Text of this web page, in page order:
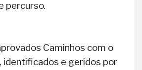
percurso.
Caminhos com o
identificados e geridos por